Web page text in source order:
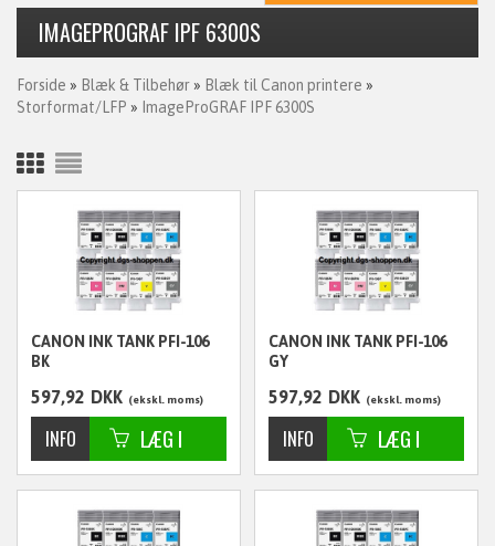
IMAGEPROGRAF IPF 6300S
Forside » Blæk & Tilbehør » Blæk til Canon printere »
Storformat/LFP » ImageProGRAF IPF 6300S
CANON INK TANK PFI-106
BK
597,92 DKK ekskl. moms
CANON INK TANK PFI-106
GY
597,92 DKK ekskl. moms